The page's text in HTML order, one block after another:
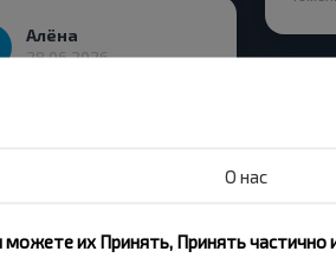
Алёна
28.06.2026
О нас
их Принять, Принять частично